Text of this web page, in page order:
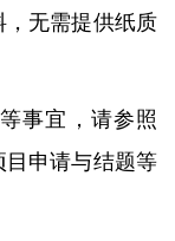
无需提供纸质
事宜，请参照
申请与结题等